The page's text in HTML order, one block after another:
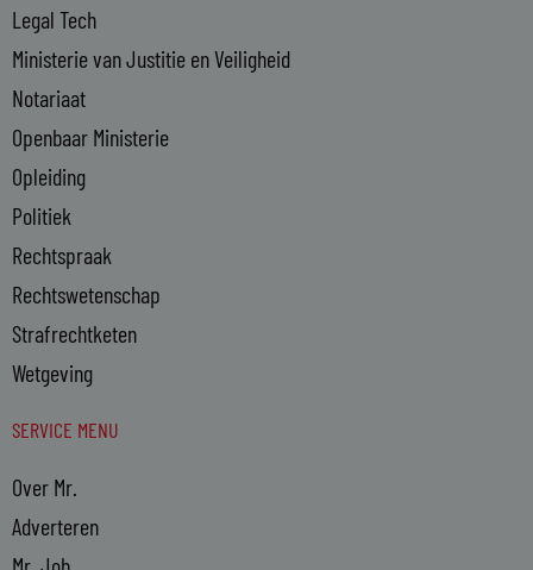
Legal Tech
Ministerie van Justitie en Veiligheid
Notariaat
Openbaar Ministerie
Opleiding
Politiek
Rechtspraak
Rechtswetenschap
Strafrechtketen
Wetgeving
SERVICE MENU
Over Mr.
Adverteren